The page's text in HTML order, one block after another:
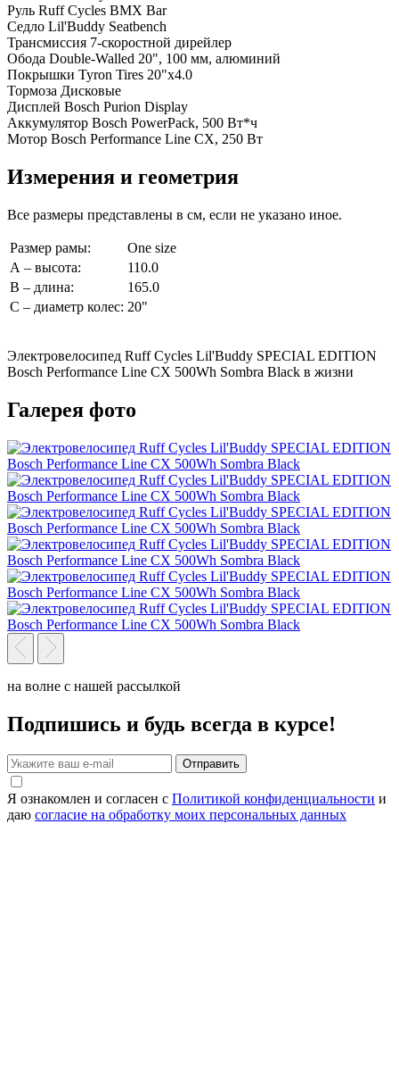
Руль Ruff Cycles BMX Bar
Седло Lil'Buddy Seatbench
Трансмиссия 7-скоростной дирейлер
Обода Double-Walled 20", 100 мм, алюминий
Покрышки Tyron Tires 20"x4.0
Тормоза Дисковые
Дисплей Bosch Purion Display
Аккумулятор Bosch PowerPack, 500 Вт*ч
Мотор Bosch Performance Line CX, 250 Вт
Измерения и геометрия
Все размеры представлены в см, если не указано иное.
Размер рамы:
One size
А – высота:
110.0
В – длина:
165.0
С – диаметр колес: 20"
Электровелосипед Ruff Cycles Lil'Buddy SPECIAL EDITION
Bosch Performance Line CX 500Wh Sombra Black в жизни
Галерея фото
на волне с нашей рассылкой
Подпишись и будь всегда в курсе!
Отправить
Я ознакомлен и согласен с Политикой конфиденциальности и
даю согласие на обработку моих персональных данных